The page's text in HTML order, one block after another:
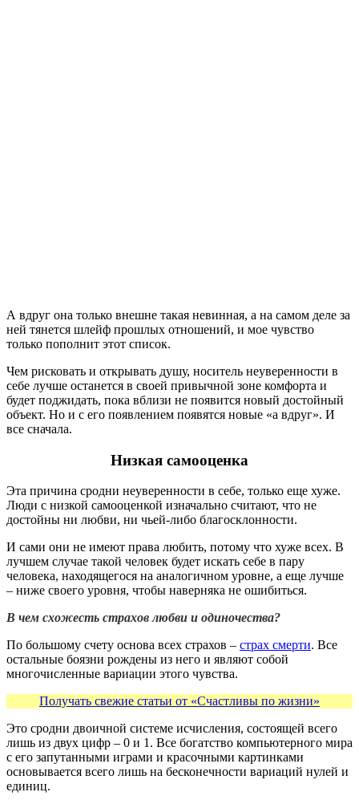
А вдруг она только внешне такая невинная, а на самом деле за
ней тянется шлейф прошлых отношений, и мое чувство
только пополнит этот список.
Чем рисковать и открывать душу, носитель неуверенности в
себе лучше останется в своей привычной зоне комфорта и
будет поджидать, пока вблизи не появится новый достойный
объект. Но и с его появлением появятся новые «а вдруг». И
все сначала.
Низкая самооценка
Эта причина сродни неуверенности в себе, только еще хуже.
Люди с низкой самооценкой изначально считают, что не
достойны ни любви, ни чьей-либо благосклонности.
И сами они не имеют права любить, потому что хуже всех. В
лучшем случае такой человек будет искать себе в пару
человека, находящегося на аналогичном уровне, а еще лучше
– ниже своего уровня, чтобы наверняка не ошибиться.
В чем схожесть страхов любви и одиночества?
По большому счету основа всех страхов – страх смерти. Все
остальные боязни рождены из него и являют собой
многочисленные вариации этого чувства.
Получать свежие статьи от «Счастливы по жизни»
Это сродни двоичной системе исчисления, состоящей всего
лишь из двух цифр – 0 и 1. Все богатство компьютерного мира
с его запутанными играми и красочными картинками
основывается всего лишь на бесконечности вариаций нулей и
единиц.